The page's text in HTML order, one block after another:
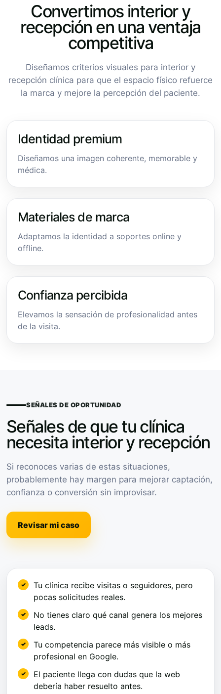
Convertimos interior y
recepción en una ventaja
competitiva
Diseñamos criterios visuales para interior y
recepción clínica para que el espacio físico refuerce
la marca y mejore la percepción del paciente.
Identidad premium
Diseñamos una imagen coherente, memorable y
médica.
Materiales de marca
Adaptamos la identidad a soportes online y
offline.
Confianza percibida
Elevamos la sensación de profesionalidad antes
de la visita.
SEÑALES DE OPORTUNIDAD
Señales de que tu clínica
necesita interior y recepción
Si reconoces varias de estas situaciones,
probablemente hay margen para mejorar captación,
confianza o conversión sin improvisar.
Revisar mi caso
Tu clínica recibe visitas o seguidores, pero
pocas solicitudes reales.
No tienes claro qué canal genera los mejores
leads.
Tu competencia parece más visible o más
profesional en Google.
El paciente llega con dudas que la web
debería haber resuelto antes.